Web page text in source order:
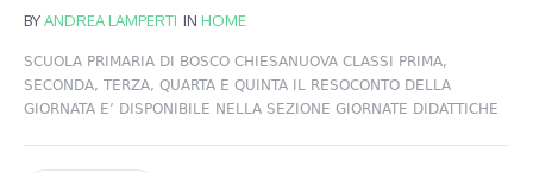
BYANDREA LAMPERTI IN HOME
SCUOLA PRIMARIA DI BOSCO CHIESANUOVA CLASSI PRIMA,
SECONDA, TERZA, QUARTA E QUINTA IL RESOCONTO DELLA
GIORNATA E’ DISPONIBILE NELLA SEZIONE GIORNATE DIDATTICHE